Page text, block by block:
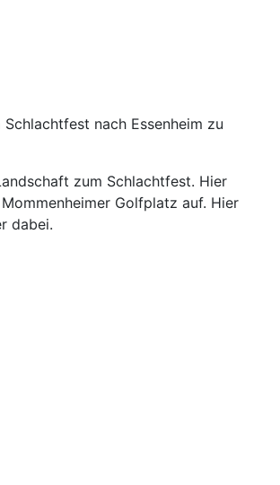
nach Essenheim zu
zum Schlachtfest. Hier
Golfplatz auf. Hier
dabei.